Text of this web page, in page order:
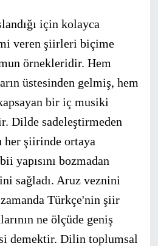
için kolayca
veren şiirleri biçime
örnekleridir. Hem
üstesinden gelmiş, hem
bir iç musiki
Dilde sadeleştirmeden
her şiirinde ortaya
yapısını bozmadan
sağladı. Aruz veznini
Türkçe'nin şiir
ne ölçüde geniş
demektir. Dilin toplumsal